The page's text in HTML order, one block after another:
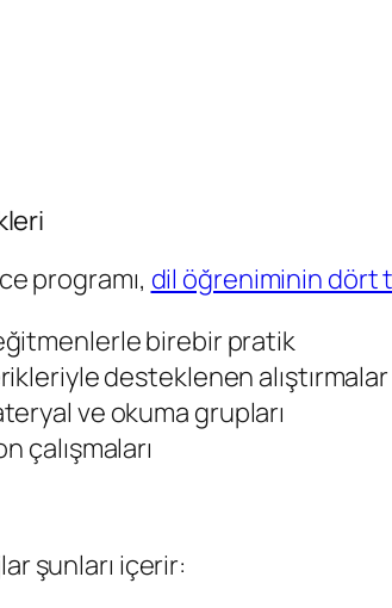
programı, dil öğreniminin dört
birebir pratik
desteklenen alıştırmalar
ve okuma grupları
çalışmaları
şunları içerir: